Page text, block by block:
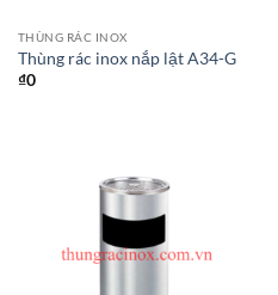
THÙNG RÁC INOX
Thùng rác inox nắp lật A34-G
₫0